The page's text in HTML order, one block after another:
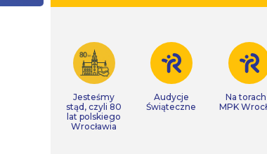
Jesteśmy
stąd, czyli 80
lat polskiego
Wrocławia
Audycje
Świąteczne
Na
MPK